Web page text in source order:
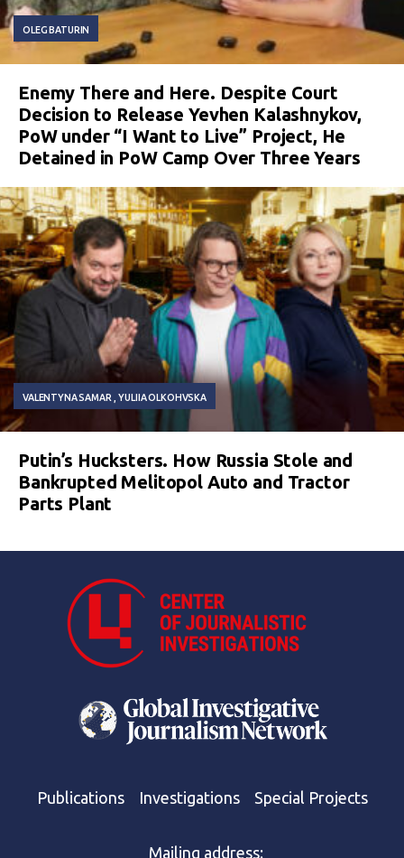
OLEG BATURIN
Enemy There and Here. Despite Court
Decision to Release Yevhen Kalashnykov,
PoW under “I Want to Live” Project, He
Detained in PoW Camp Over Three Years
VALENTYNA SAMAR YULIIA OLKOHVSKA
Putin’s Hucksters. How Russia Stole and
Bankrupted Melitopol Auto and Tractor
Parts Plant
Publications Investigations Special Projects
Mailing address: